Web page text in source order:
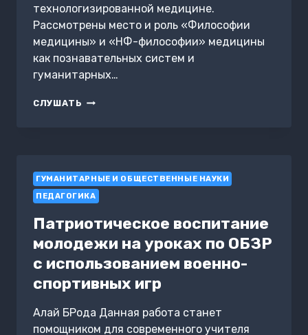
технологизированной медицине.
Рассмотрены место и роль «Философии
медицины» и «НФ-философии» медицины
как познавательных систем и
гуманитарных…
СЛУШАТЬ ГУМАНИТАРНЫЙ
ФИЛОСОФИИ
ТЕХНОЛОГИЗИРОВАННОЙ
МЕДИЦИНЫ
ГУМАНИТАРНЫЕ И ОБЩЕСТВЕННЫЕ НАУКИ
ПЕДАГОГИКА
Патриотическое воспитание
молодежи на уроках по ОБЗР
с использованием военно-
спортивных игр
Алай БРода Данная работа станет
помощником для современного учителя